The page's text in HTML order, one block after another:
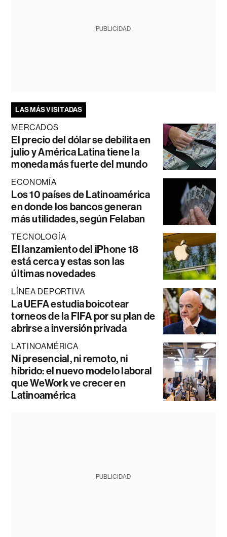
PUBLICIDAD
LAS MÁS VISITADAS
MERCADOS
El precio del dólar se debilita en
julio y América Latina tiene la
moneda más fuerte del mundo
ECONOMÍA
Los 10 países de Latinoamérica
en donde los bancos generan
más utilidades, según Felaban
TECNOLOGÍA
El lanzamiento del iPhone 18
está cerca y estas son las
últimas novedades
LÍNEA DEPORTIVA
La UEFA estudia boicotear
torneos de la FIFA por su plan de
abrirse a inversión privada
LATINOAMÉRICA
Ni presencial, ni remoto, ni
híbrido: el nuevo modelo laboral
que WeWork ve crecer en
Latinoamérica
PUBLICIDAD